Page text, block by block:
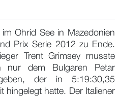
Ohrid See in Mazedonien
Prix Serie 2012 zu Ende.
Trent Grimsey musste
nur dem Bulgaren Petar
der in 5:19:30,35
hingelegt hatte. Der Italiener